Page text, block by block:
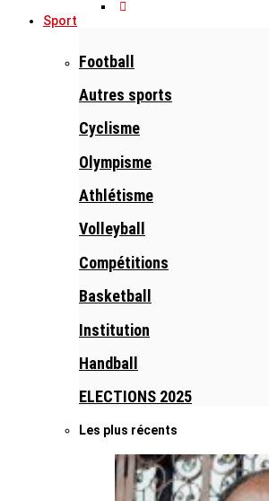
Sport
Football
Autres sports
Cyclisme
Olympisme
Athlétisme
Volleyball
Compétitions
Basketball
Institution
Handball
ELECTIONS 2025
Les plus récents